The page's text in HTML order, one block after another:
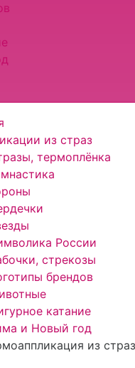
из страз
термоплёнка
России
стрекозы
брендов
катание
и Новый год
из